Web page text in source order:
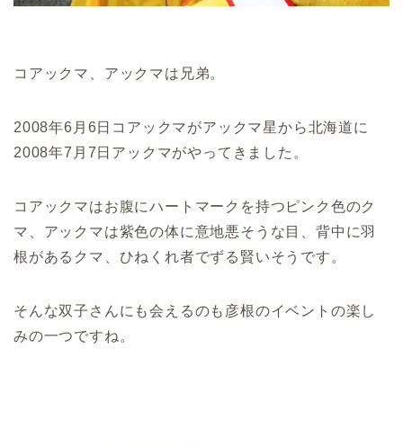
コアックマ、アックマは兄弟。
2008年6月6日コアックマがアックマ星から北海道に
2008年7月7日アックマがやってきました。
コアックマはお腹にハートマークを持つピンク色のク
マ、アックマは紫色の体に意地悪そうな目、背中に羽
根があるクマ、ひねくれ者でずる賢いそうです。
そんな双子さんにも会えるのも彦根のイベントの楽し
みの一つですね。